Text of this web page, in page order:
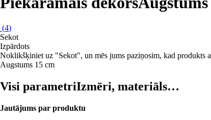
(4)
Sekot
Izpārdots
Noklikšķiniet uz "Sekot", un mēs jums paziņosim, kad produkts
Augstums 15 cm
Visi parametriIzmēri, materiāls…
Jautājums par produktu